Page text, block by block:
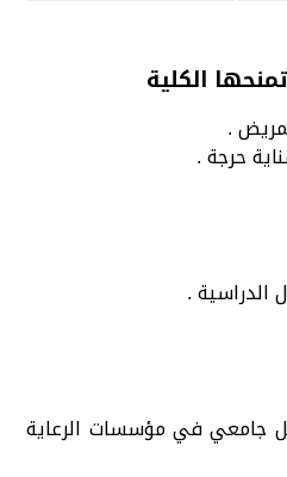
الكلية
.
حرجة .
.
في مؤسسات الرعاية